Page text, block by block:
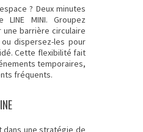
? Deux minutes
MINI. Groupez
barrière circulaire
dispersez-les pour
Cette flexibilité fait
temporaires,
fréquents.
dans une stratégie de